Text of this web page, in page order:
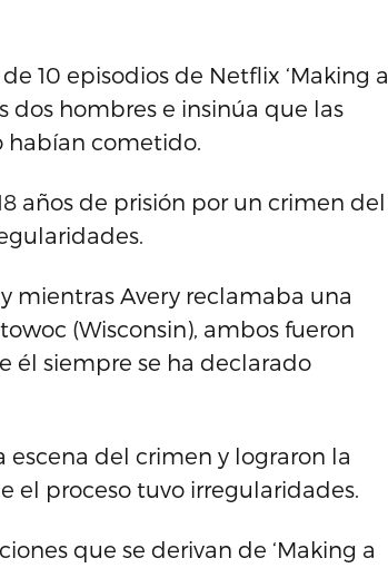
10 episodios de Netflix ‘Making a
dos hombres e insinúa que las
habían cometido.
años de prisión por un crimen del
mientras Avery reclamaba una
(Wisconsin), ambos fueron
él siempre se ha declarado
escena del crimen y lograron la
el proceso tuvo irregularidades.
que se derivan de ‘Making a